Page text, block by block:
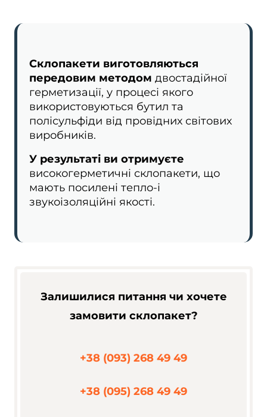
Склопакети виготовляються
передовим методом двостадійної
герметизації, у процесі якого
використовуються бутил та
полісульфіди від провідних світових
виробників.
У результаті ви отримуєте
високогерметичні склопакети, що
мають посилені тепло-і
звукоізоляційні якості.
Залишилися питання чи хочете
замовити склопакет?
+38 (093) 268 49 49
+38 (095) 268 49 49